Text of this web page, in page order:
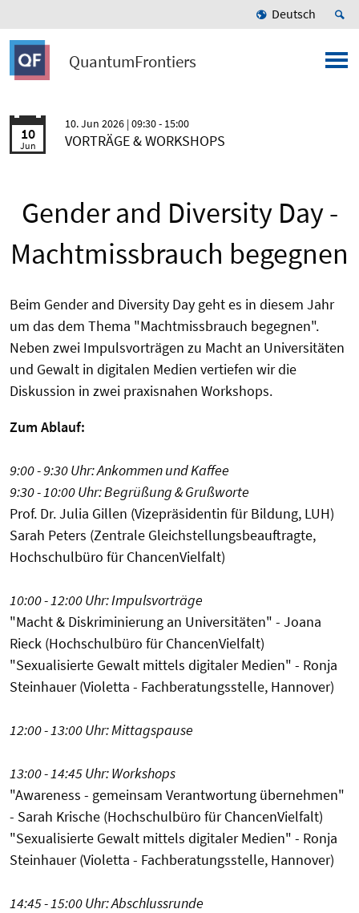
Deutsch
QuantumFrontiers
10
Jun
10. Jun 2026 | 09:30 - 15:00
VORTRÄGE & WORKSHOPS
Gender and Diversity Day -
Machtmissbrauch begegnen
Beim Gender and Diversity Day geht es in diesem Jahr
um das dem Thema "Machtmissbrauch begegnen".
Neben zwei Impulsvorträgen zu Macht an Universitäten
und Gewalt in digitalen Medien vertiefen wir die
Diskussion in zwei praxisnahen Workshops.
Zum Ablauf:
9:00 - 9:30 Uhr: Ankommen und Kaffee
9:30 - 10:00 Uhr: Begrüßung & Grußworte
Prof. Dr. Julia Gillen (Vizepräsidentin für Bildung, LUH)
Sarah Peters (Zentrale Gleichstellungsbeauftragte,
Hochschulbüro für ChancenVielfalt)
10:00 - 12:00 Uhr: Impulsvorträge
"Macht & Diskriminierung an Universitäten" - Joana
Rieck (Hochschulbüro für ChancenVielfalt)
"Sexualisierte Gewalt mittels digitaler Medien" - Ronja
Steinhauer (Violetta - Fachberatungsstelle, Hannover)
12:00 - 13:00 Uhr: Mittagspause
13:00 - 14:45 Uhr: Workshops
"Awareness - gemeinsam Verantwortung übernehmen"
- Sarah Krische (Hochschulbüro für ChancenVielfalt)
"Sexualisierte Gewalt mittels digitaler Medien" - Ronja
Steinhauer (Violetta - Fachberatungsstelle, Hannover)
14:45 - 15:00 Uhr: Abschlussrunde